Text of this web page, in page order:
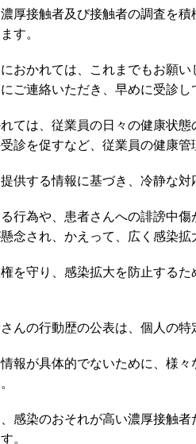
厚接触者及び接触者の調査を
す。
おかれては、これまでもお願
ご連絡いただき、早めに受診し
ては、従業員の日々の健康状
診を促すなど、従業員の健康管
供する情報に基づき、冷静な対
行為や、患者さんへの誹謗中
念され、かえって、広く感染
を守り、感染拡大を防止する
んの行動歴の公表は、個人の
報が具体的でないために、様
感染のおそれが高い濃厚接触
。